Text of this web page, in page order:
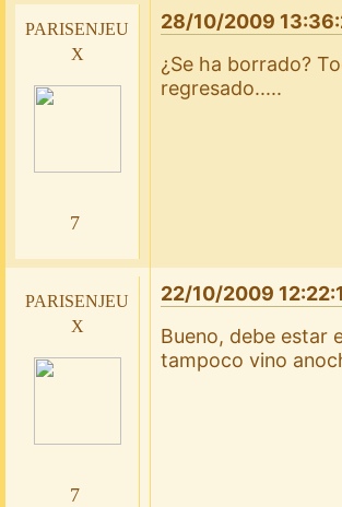
parisenjeu
x
7
28/10/2009
¿Se ha borrado?
regresado.....
parisenjeu
x
7
22/10/2009
Bueno, debe estar
tampoco vino